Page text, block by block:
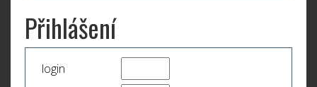
Přihlášení
login